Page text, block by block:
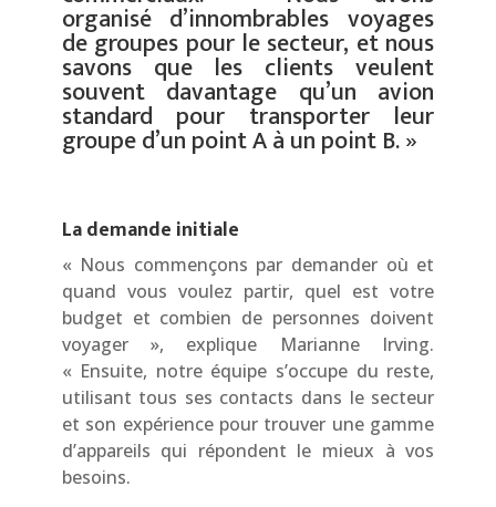
organisé d’innombrables voyages
de groupes pour le secteur, et nous
savons que les clients veulent
souvent davantage qu’un avion
standard pour transporter leur
groupe d’un point A à un point B. »
La demande initiale
« Nous commençons par demander où et
quand vous voulez partir, quel est votre
budget et combien de personnes doivent
voyager », explique Marianne Irving.
« Ensuite, notre équipe s’occupe du reste,
utilisant tous ses contacts dans le secteur
et son expérience pour trouver une gamme
d’appareils qui répondent le mieux à vos
besoins.